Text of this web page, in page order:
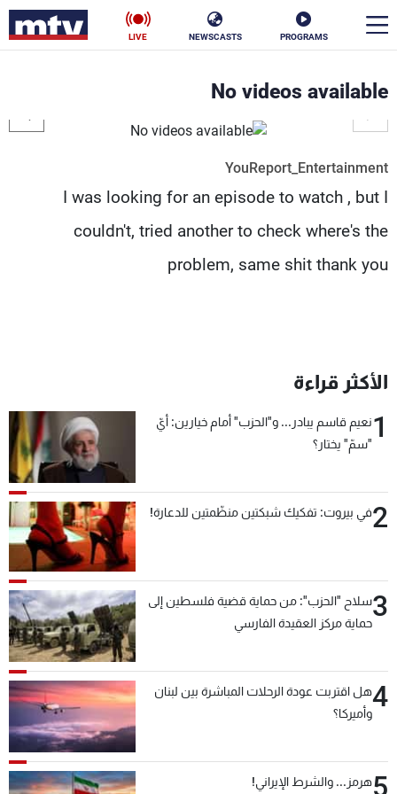
PROGRAMS
NEWSCASTS
LIVE
No videos available
YouReport_Entertainment
I was looking for an episode to watch , but I
couldn't, tried another to check where's the
problem, same shit thank you
الأكثر قراءة
1نعيم قاسم يبادر... و"الحزب" أمام خيارين: أيّ
"سمّ" يختار؟
2في بيروت: تفكيك شبكتين منظّمتين للدعارة!
3سلاح "الحزب": من حماية قضية فلسطين إلى
حماية مركز العقيدة الفارسي
4هل اقتربت عودة الرحلات المباشرة بين لبنان
وأميركا؟
5هرمز... والشرط الإيراني!
سياسة
إقتصاد فن
البرامج
جدول البرامج
شاهد البرامج
الترددات
الإنـتـاج
تواصل معنا
شروط الإسـتخدام
سياسة الخصوصية